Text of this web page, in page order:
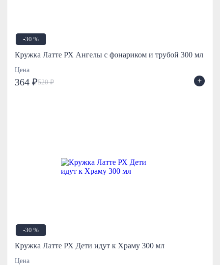
-30 %
Кружка Латте РХ Ангелы с фонариком и трубой 300 мл
Цена
364 ₽520 ₽ +
-30 %
Кружка Латте РХ Дети идут к Храму 300 мл
Цена